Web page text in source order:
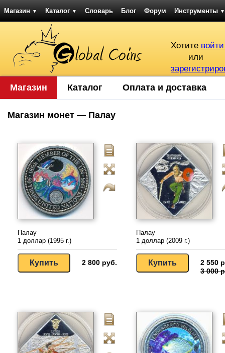
Магазин ▼ Каталог ▼ Словарь Блог Форум Инструменты ▼
Хотите
или
Магазин Каталог Оплата и доставка
Магазин монет — Палау
Палау
1 доллар (1995 г.)
2 800 руб.
Палау
1 доллар (2009 г.)
2 550
3 000